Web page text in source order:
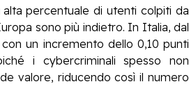
alta percentuale di utenti colpiti da
sono più indietro. In Italia, dal
un incremento dello 0,10 punti
i cybercriminali spesso non
valore, riducendo così il numero